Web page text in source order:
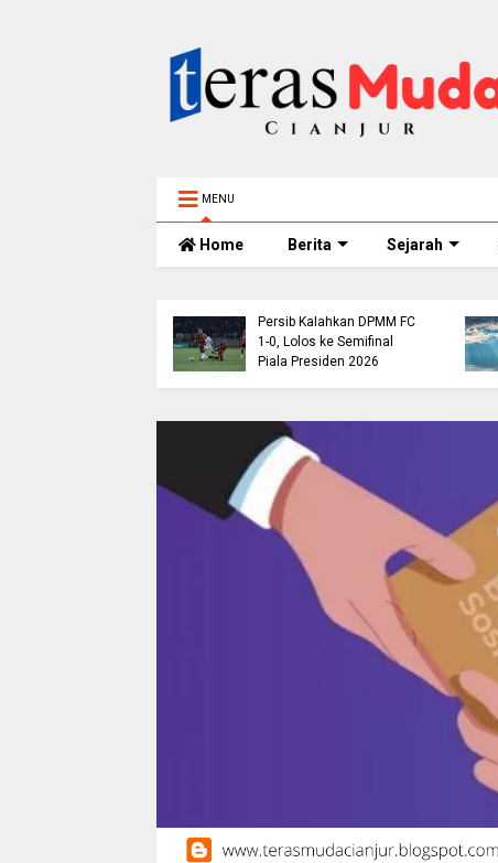
MENU
Home Berita Sejarah
Persib Kalahkan DPMM FC
1-0, Lolos ke Semifinal
Piala Presiden 2026